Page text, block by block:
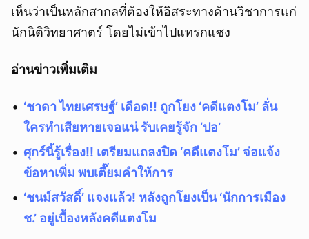
เห็นว่าเป็นหลักสากลที่ต้องให้อิสระทางด้านวิชาการแก่
นักนิติวิทยาศาตร์ โดยไม่เข้าไปแทรกแซง
อ่านข่าวเพิ่มเติม
‘ชาดา ไทยเศรษฐ์’ เดือด!! ถูกโยง ‘คดีแตงโม’ ลั่น
ใครทำเสียหายเจอแน่ รับเคยรู้จัก ‘ปอ’
ศุกร์นี้รู้เรื่อง!! เตรียมแถลงปิด ‘คดีแตงโม’ จ่อแจ้ง
ข้อหาเพิ่ม พบเตี๊ยมคำให้การ
‘ชนม์สวัสดิ์’ แจงแล้ว! หลังถูกโยงเป็น ‘นักการเมือง
ช.’ อยู่เบื้องหลังคดีแตงโม